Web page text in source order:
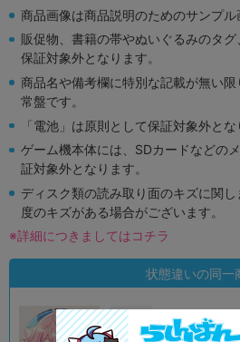
商品画像は商品説明のためのサンプル
販促物、書籍の帯やぬいぐるみのタ
保証対象外となります。
商品名や備考欄に特別な記載が無い
常盤です。
「電池」は原則として保証対象外とな
ゲーム機本体には、SDカードなどの
証対象外となります。
ディスク類の読み取り面のキズに関
度のキズがある場合がございます。
※詳細につきましてはコチラ
状態違いの同一
状態 :
オンライン